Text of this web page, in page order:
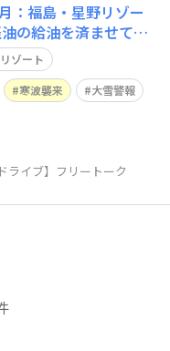
：福島・星野リゾー
一昨年、普通充電
が多くなりました
かない場合は緊急発
ゾート
寒波襲来
大雪警報
ライブ】フリートーク